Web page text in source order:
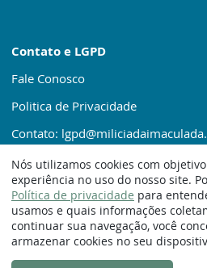
Contato e LGPD
Fale Conosco
Politica de Privacidade
Contato:
© 1920 – 2025. Milícia
Nós utilizamos cookies com
experiência no uso do nosso site.
Política de privacidade para
usamos e quais informações
continuar sua navegação, você
armazenar cookies no seu